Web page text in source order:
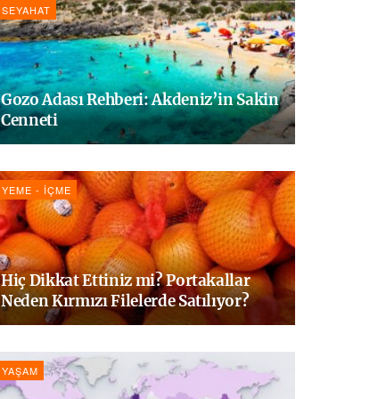
SEYAHAT
Gozo Adası Rehberi: Akdeniz’in Sakin
Cenneti
YEME - İÇME
Hiç Dikkat Ettiniz mi? Portakallar
Neden Kırmızı Filelerde Satılıyor?
YAŞAM